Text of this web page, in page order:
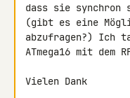
dass sie synchron
(gibt es eine
abzufragen?) Ich
ATmega16 mit dem
Vielen Dank